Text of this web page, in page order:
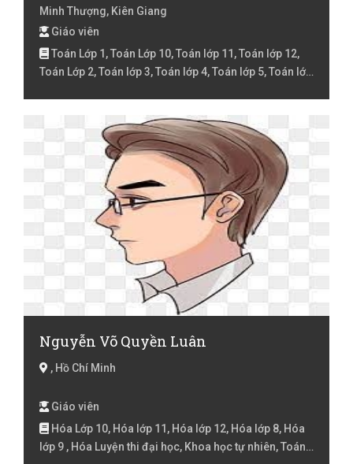
Minh Thượng, Kiên Giang
Giáo viên
Toán Lớp 1, Toán Lớp 10, Toán lớp 11, Toán lớp 12,
Toán Lớp 2, Toán lớp 3, Toán lớp 4, Toán lớp 5, Toán lớp
Nguyễn Võ Quyền Luân
, Hồ Chí Minh
Giáo viên
Hóa Lớp 10, Hóa lớp 11, Hóa lớp 12, Hóa lớp 8, Hóa
lớp 9 , Hóa Luyện thi đại học, Khoa học tự nhiên, Toán